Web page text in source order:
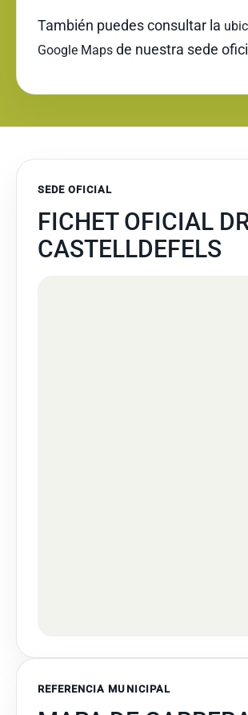
También puedes consultar la
Google Maps de nuestra sede
SEDE OFICIAL
FICHET OFICIAL
CASTELLDEFELS
REFERENCIA MUNICIPAL